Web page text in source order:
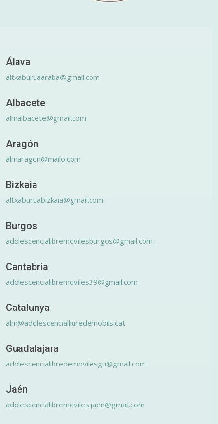
Álava
altxaburuaaraba@gmail.com
Albacete
almalbacete@gmail.com
Aragón
almaragon@mailo.com
Bizkaia
altxaburuabizkaia@gmail.com
Burgos
adolescencialibremovilesburgos@gmail.com
Cantabria
adolescencialibremoviles39@gmail.com
Catalunya
alm@adolescencialliuredemobils.cat
Guadalajara
adolescencialibredemovilesgu@gmail.com
Jaén
adolescencialibremoviles.jaen@gmail.com